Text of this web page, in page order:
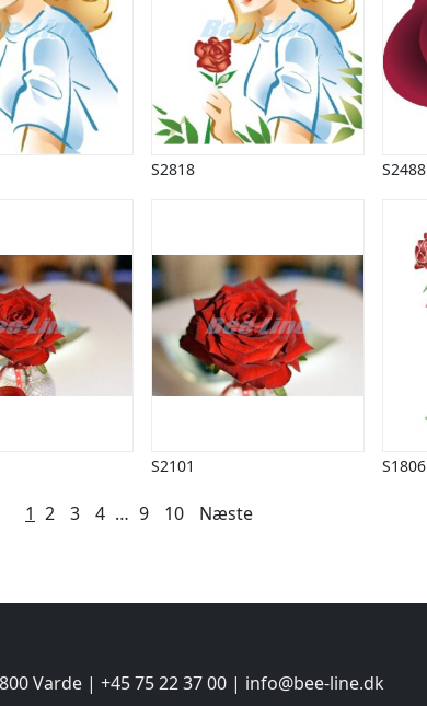
S2818 S2488
S2101 S1806
1 2 3 4 … 9 10 Næste
Varde | +45 75 22 37 00 | info@bee-line.dk